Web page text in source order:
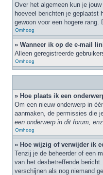
Over het algemeen kun je
hoeveel berichten je geplaatst
gewoon voor een hogere
Omhoog
» Wanneer ik op de e-mail
Alleen geregistreerde
Omhoog
» Hoe plaats ik een
Om een nieuw onderwerp in
aanmaken, de permissies die
een onderwerp in dit forum,
Omhoog
» Hoe wijzig of verwijder ik
Tenzij je de beheerder of een
van het desbetreffende
verschijnen als nog niemand